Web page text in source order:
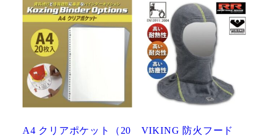
A4 クリアポケット（20
VIKING 防火フード